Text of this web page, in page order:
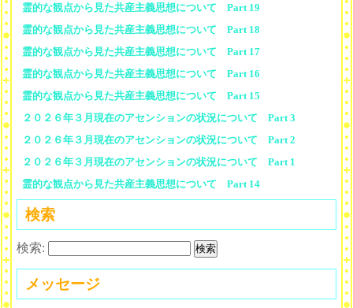
霊的な観点から見た共産主義思想について Part 19
霊的な観点から見た共産主義思想について Part 18
霊的な観点から見た共産主義思想について Part 17
霊的な観点から見た共産主義思想について Part 16
霊的な観点から見た共産主義思想について Part 15
２０２６年３月現在のアセンションの状況について Part 3
２０２６年３月現在のアセンションの状況について Part 2
２０２６年３月現在のアセンションの状況について Part 1
霊的な観点から見た共産主義思想について Part 14
検索
検索:
メッセージ